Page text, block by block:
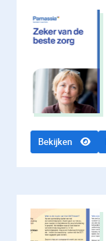
Bekijken